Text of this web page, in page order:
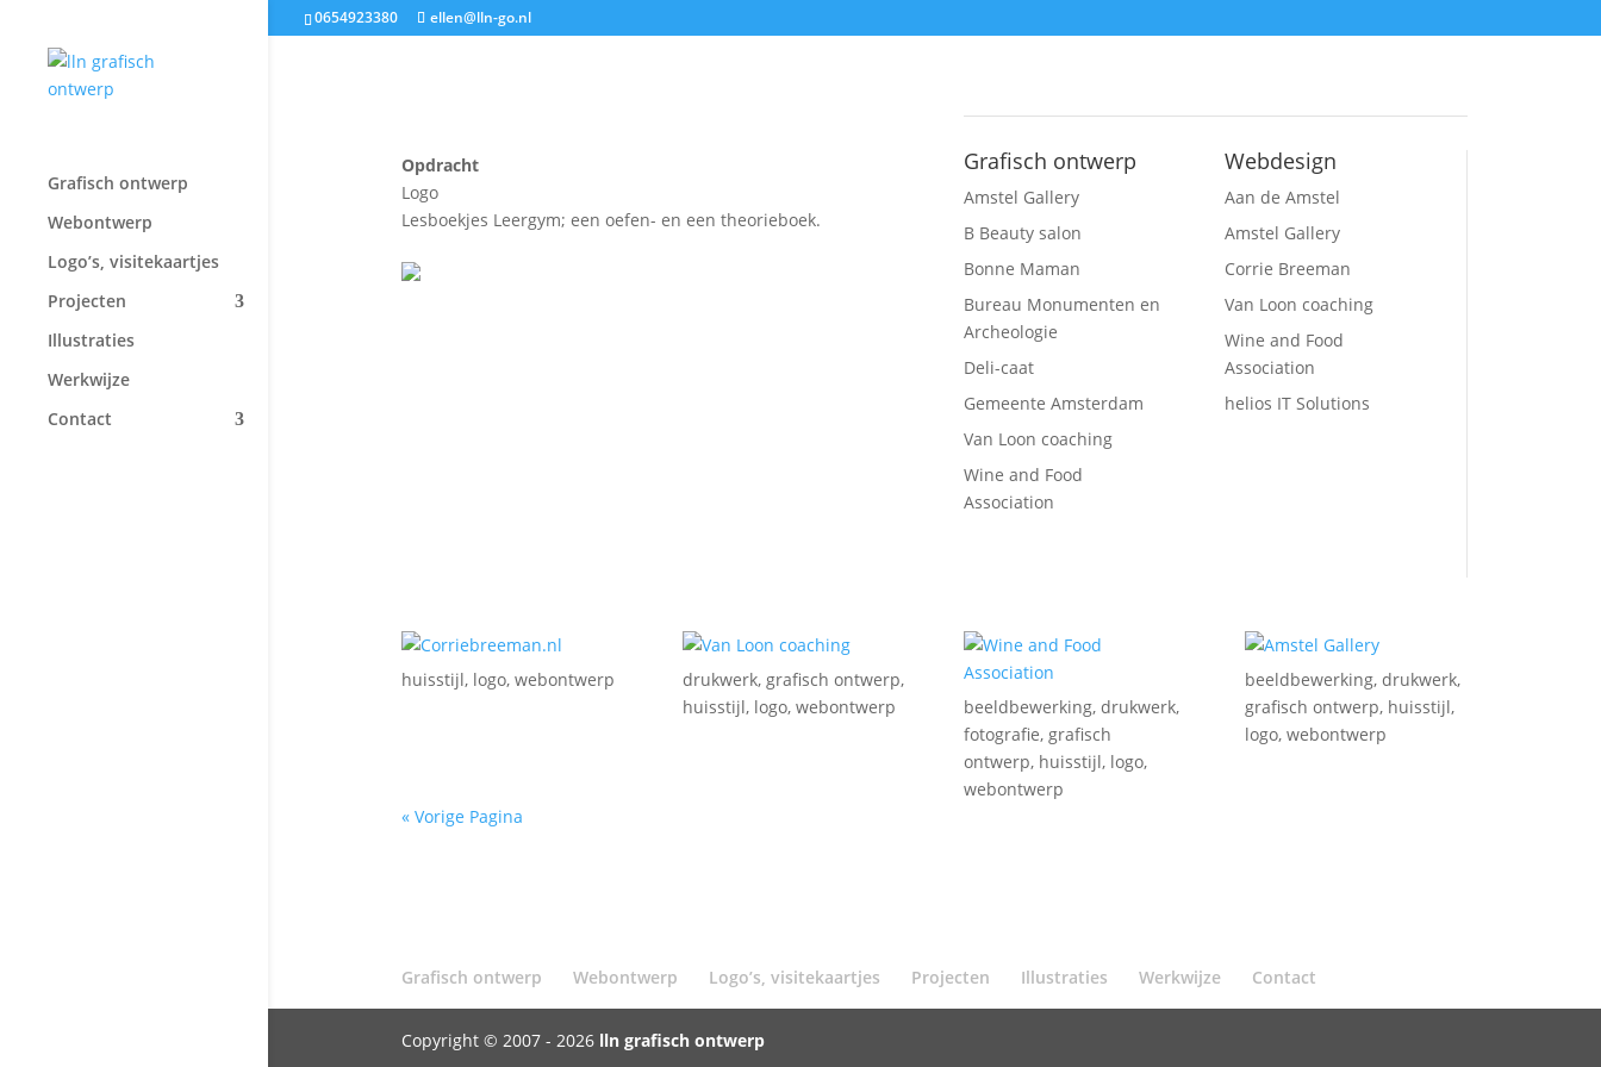
0654923380 ellen@lln-go.nl
Grafisch ontwerp
Webontwerp
Logo’s, visitekaartjes
Projecten
Illustraties
Werkwijze
Contact
Opdracht
Logo
Lesboekjes Leergym; een oefen- en een theorieboek.
Grafisch ontwerp
Amstel Gallery
B Beauty salon
Bonne Maman
Bureau Monumenten en
Archeologie
Deli-caat
Gemeente Amsterdam
Van Loon coaching
Wine and Food
Association
Webdesign
Aan de Amstel
Amstel Gallery
Corrie Breeman
Van Loon coaching
Wine and Food
Association
helios IT Solutions
huisstijl, logo, webontwerp drukwerk, grafisch ontwerp,
huisstijl, logo, webontwerp beeldbewerking,drukwerk,
fotografie, grafisch
ontwerp, huisstijl, logo,
webontwerp
beeldbewerking,drukwerk,
grafisch ontwerp, huisstijl,
logo,webontwerp
« Vorige Pagina
Grafisch ontwerp Webontwerp Logo’s, visitekaartjes Projecten Illustraties Werkwijze Contact
Copyright © 2007 - 2026 lln grafisch ontwerp